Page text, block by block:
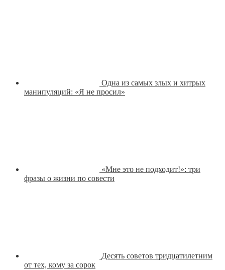
Одна из самых злых и хитрых
манипуляций: «Я не просил»
«Мне это не подходит!»: три
фразы о жизни по совести
Десять советов тридцатилетним
от тех, кому за сорок